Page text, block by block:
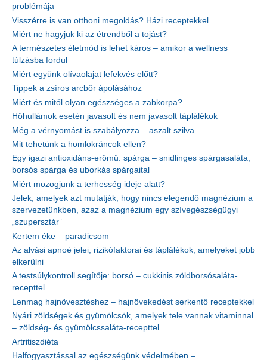
problémája
Visszérre is van otthoni megoldás? Házi receptekkel
Miért ne hagyjuk ki az étrendből a tojást?
A természetes életmód is lehet káros – amikor a wellness
túlzásba fordul
Miért együnk olívaolajat lefekvés előtt?
Tippek a zsíros arcbőr ápolásához
Miért és mitől olyan egészséges a zabkorpa?
Hőhullámok esetén javasolt és nem javasolt táplálékok
Még a vérnyomást is szabályozza – aszalt szilva
Mit tehetünk a homlokráncok ellen?
Egy igazi antioxidáns-erőmű: spárga – snidlinges spárgasaláta,
borsós spárga és uborkás spárgaital
Miért mozogjunk a terhesség ideje alatt?
Jelek, amelyek azt mutatják, hogy nincs elegendő magnézium a
szervezetünkben, azaz a magnézium egy szívegészségügyi
„szupersztár”
Kertem éke – paradicsom
Az alvási apnoé jelei, rizikófaktorai és táplálékok, amelyeket jobb
elkerülni
A testsúlykontroll segítője: borsó – cukkinis zöldborsósaláta-
recepttel
Lenmag hajnövesztéshez – hajnövekedést serkentő receptekkel
Nyári zöldségek és gyümölcsök, amelyek tele vannak vitaminnal
– zöldség- és gyümölcssaláta-recepttel
Artritiszdiéta
Halfogyasztással az egészségünk védelmében –